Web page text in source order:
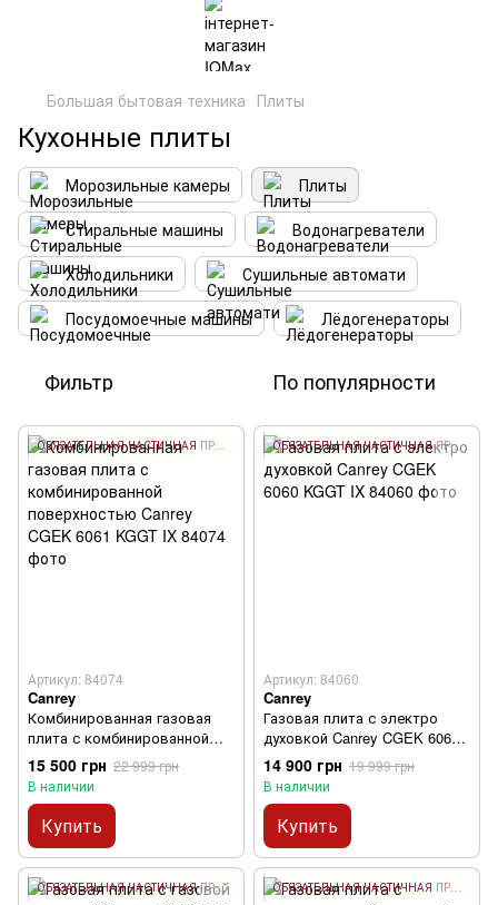
Большая бытовая техника Плиты
Кухонные плиты
Морозильные камеры
Плиты
Стиральные машины
Водонагреватели
Холодильники
Сушильные автомати
Посудомоечные машины
Лёдогенераторы
Фильтр По популярности
ОБЯЗАТЕЛЬНАЯ ЧАСТИЧНАЯ ПРЕДОПЛАТА 10%
Артикул: 84074
Canrey
Комбинированная газовая
плита с комбинированной
поверхностью Canrey CGEK
6061 KGGT IX
15 500 грн 22 999 грн
В наличии
Купить
ОБЯЗАТЕЛЬНАЯ ЧАСТИЧНАЯ ПРЕДОПЛАТА 10%
Артикул: 84060
Canrey
Газовая плита с электро
духовкой Canrey CGEK 6060
KGGT IX
14 900 грн 19 999 грн
В наличии
Купить
ОБЯЗАТЕЛЬНАЯ ЧАСТИЧНАЯ ПРЕДОПЛАТА 10% ОБЯЗАТЕЛЬНАЯ ЧАСТИЧНАЯ ПРЕДОПЛАТА 10%